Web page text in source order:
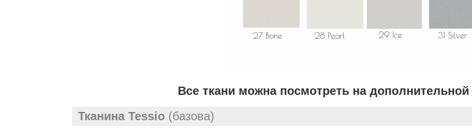
Все ткани можна посмотреть на
Тканина Tessio (базова)